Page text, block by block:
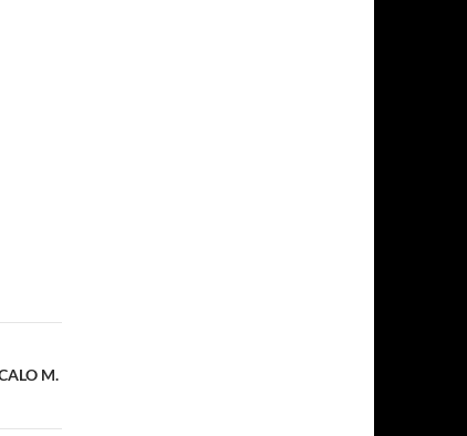
M.